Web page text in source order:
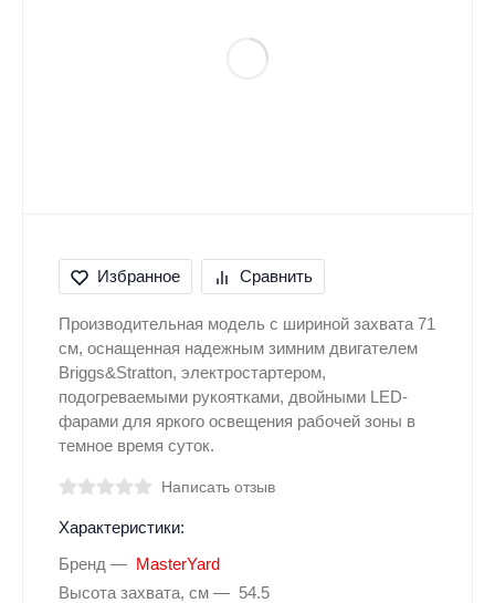
Избранное Сравнить
Производительная модель с шириной захвата 71
см, оснащенная надежным зимним двигателем
Briggs&Stratton, электростартером,
подогреваемыми рукоятками, двойными LED-
фарами для яркого освещения рабочей зоны в
темное время суток.
Написать отзыв
Характеристики:
Бренд
MasterYard
Высота захвата, см
54.5